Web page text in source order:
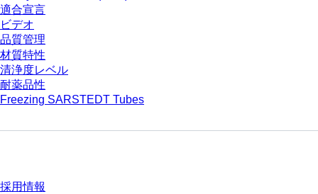
適合宣言
ビデオ
品質管理
材質特性
清浄度レベル
耐薬品性
Freezing SARSTEDT Tubes
採用情報